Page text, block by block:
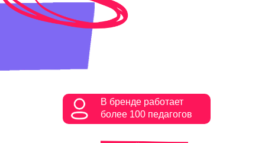
В бренде работает
более 100 педагогов